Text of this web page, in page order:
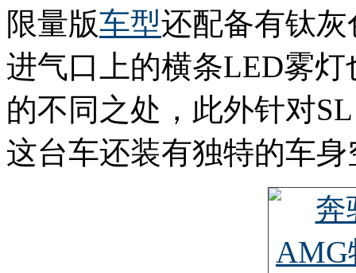
限量版车型还配备有钛
进气口上的横条LED雾
的不同之处，此外针对
这台车还装有独特的车